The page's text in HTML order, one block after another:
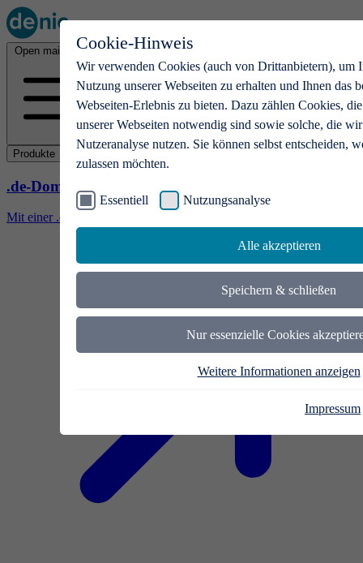
Cookie-Hinweis
Wir verwenden Cookies (auch von Drittanbietern), um
Nutzung unserer Webseiten zu erhalten und Ihnen das
Webseiten-Erlebnis zu bieten. Dazu zählen Cookies,
unserer Webseiten notwendig sind sowie solche, die
Nutzeranalyse nutzen. Sie können selbst entscheiden,
zulassen möchten.
Essentiell Nutzungsanalyse
Alle akzeptieren
Speichern & schließen
Nur essenzielle Cookies
Weitere Informationen anzeigen
Impressum
Open main menu
Produkte
.de-Domains
Mit einer .de-Domain erhalten Ideen eine Bühne